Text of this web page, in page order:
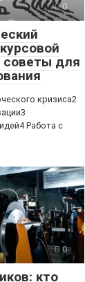
0
советы для
кризиса2
Работа с
0
кто